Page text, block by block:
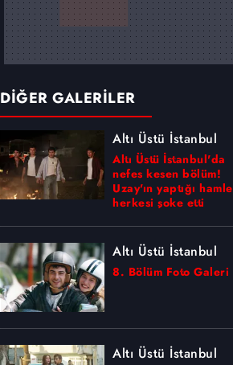
DİĞER GALERİLER
Altı Üstü İstanbul
Altı Üstü İstanbul'da
nefes kesen bölüm!
Uzay'ın yaptığı hamle
herkesi şoke etti
Altı Üstü İstanbul
8. Bölüm Foto Galeri
Altı Üstü İstanbul